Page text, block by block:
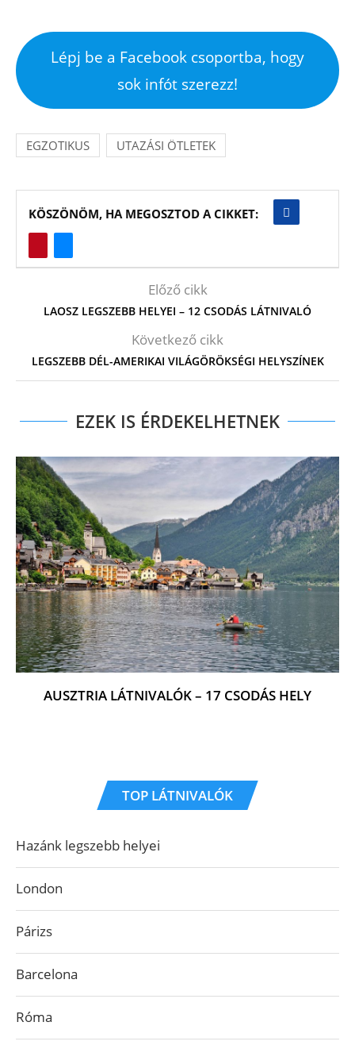
Lépj be a Facebook csoportba, hogy
sok infót szerezz!
EGZOTIKUS UTAZÁSI ÖTLETEK
KÖSZÖNÖM, HA MEGOSZTOD A CIKKET:
Előző cikk
LAOSZ LEGSZEBB HELYEI – 12 CSODÁS LÁTNIVALÓ
Következő cikk
LEGSZEBB DÉL-AMERIKAI VILÁGÖRÖKSÉGI HELYSZÍNEK
EZEK IS ÉRDEKELHETNEK
AUSZTRIA LÁTNIVALÓK – 17 CSODÁS HELY
TOP LÁTNIVALÓK
Hazánk legszebb helyei
London
Párizs
Barcelona
Róma